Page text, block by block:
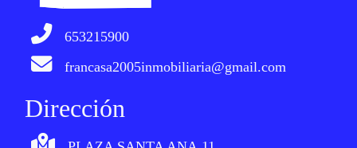
653215900
francasa2005inmobiliaria@gmail.com
Dirección